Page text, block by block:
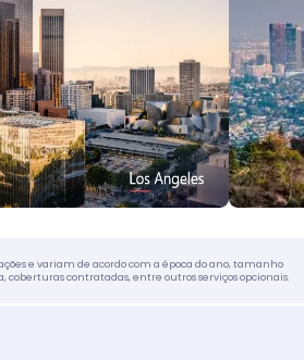
e variam de acordo com a época do ano, tamanho
coberturas contratadas, entre outros serviços opcionais.